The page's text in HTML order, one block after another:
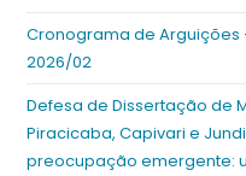
Cronograma de Arguições
2026/02
Defesa de Dissertação de
Piracicaba, Capivari e
preocupação emergente: